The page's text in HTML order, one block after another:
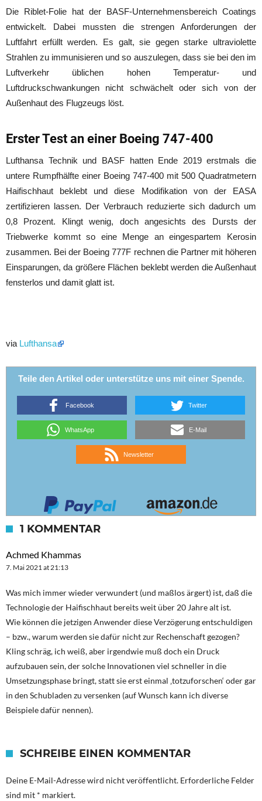
Die Riblet-Folie hat der BASF-Unternehmensbereich Coatings
entwickelt. Dabei mussten die strengen Anforderungen der
Luftfahrt erfüllt werden. Es galt, sie gegen starke ultraviolette
Strahlen zu immunisieren und so auszulegen, dass sie bei den im
Luftverkehr üblichen hohen Temperatur- und
Luftdruckschwankungen nicht schwächelt oder sich von der
Außenhaut des Flugzeugs löst.
Erster Test an einer Boeing 747-400
Lufthansa Technik und BASF hatten Ende 2019 erstmals die
untere Rumpfhälfte einer Boeing 747-400 mit 500 Quadratmetern
Haifischhaut beklebt und diese Modifikation von der EASA
zertifizieren lassen. Der Verbrauch reduzierte sich dadurch um
0,8 Prozent. Klingt wenig, doch angesichts des Dursts der
Triebwerke kommt so eine Menge an eingespartem Kerosin
zusammen. Bei der Boeing 777F rechnen die Partner mit höheren
Einsparungen, da größere Flächen beklebt werden die Außenhaut
fensterlos und damit glatt ist.
via Lufthansa
Teile den Artikel oder unterstütze uns mit einer Spende.
Facebook Twitter
WhatsApp E-Mail
Newsletter
1 KOMMENTAR
Achmed Khammas
7. Mai 2021 at 21:13
Was mich immer wieder verwundert (und maßlos ärgert) ist, daß die
Technologie der Haifischhaut bereits weit über 20 Jahre alt ist.
Wie können die jetzigen Anwender diese Verzögerung entschuldigen
– bzw., warum werden sie dafür nicht zur Rechenschaft gezogen?
Kling schräg, ich weiß, aber irgendwie muß doch ein Druck
aufzubauen sein, der solche Innovationen viel schneller in die
Umsetzungsphase bringt, statt sie erst einmal ‚totzuforschen‘ oder gar
in den Schubladen zu versenken (auf Wunsch kann ich diverse
Beispiele dafür nennen).
SCHREIBE EINEN KOMMENTAR
Deine E-Mail-Adresse wird nicht veröffentlicht. Erforderliche Felder
sind mit * markiert.